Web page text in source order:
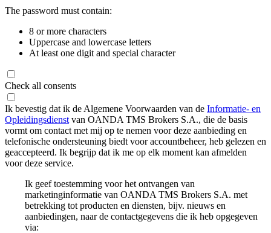
The password must contain:
8 or more characters
Uppercase and lowercase letters
At least one digit and special character
Check all consents
Ik bevestig dat ik de Algemene Voorwaarden van de Informatie- en
Opleidingsdienst van OANDA TMS Brokers S.A., die de basis
vormt om contact met mij op te nemen voor deze aanbieding en
telefonische ondersteuning biedt voor accountbeheer, heb gelezen en
geaccepteerd. Ik begrijp dat ik me op elk moment kan afmelden
voor deze service.
Ik geef toestemming voor het ontvangen van
marketinginformatie van OANDA TMS Brokers S.A. met
betrekking tot producten en diensten, bijv. nieuws en
aanbiedingen, naar de contactgegevens die ik heb opgegeven
via: